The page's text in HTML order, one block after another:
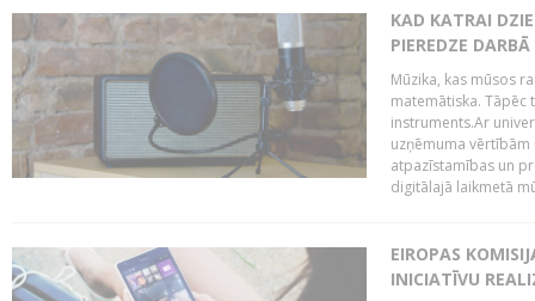
KAD KATRAI
PIEREDZE
Mūzika, kas mūsos
matemātiska. Tāpēc
instruments.Ar
uzņēmuma
atpazīstamības un
digitālajā laikmetā
EIROPAS
INICIATĪVU